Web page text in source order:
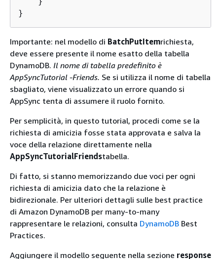
}
Importante: nel modello di BatchPutItemrichiesta,
deve essere presente il nome esatto della tabella
DynamoDB. Il nome di tabella predefinito è
AppSyncTutorial -Friends. Se si utilizza il nome di tabella
sbagliato, viene visualizzato un errore quando si
AppSync tenta di assumere il ruolo fornito.
Per semplicità, in questo tutorial, procedi come se la
richiesta di amicizia fosse stata approvata e salva la
voce della relazione direttamente nella
AppSyncTutorialFriendstabella.
Di fatto, si stanno memorizzando due voci per ogni
richiesta di amicizia dato che la relazione è
bidirezionale. Per ulteriori dettagli sulle best practice
di Amazon DynamoDB per many-to-many
rappresentare le relazioni, consulta DynamoDB Best
Practices.
Aggiungere il modello seguente nella sezione response